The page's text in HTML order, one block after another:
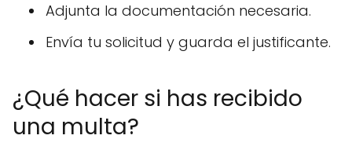
Adjunta la documentación necesaria.
Envía tu solicitud y guarda el justificante.
¿Qué hacer si has recibido
una multa?